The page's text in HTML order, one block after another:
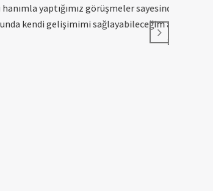
fırsatı buldum. Seansların
bir şekilde hissettirmesi ve
Banu